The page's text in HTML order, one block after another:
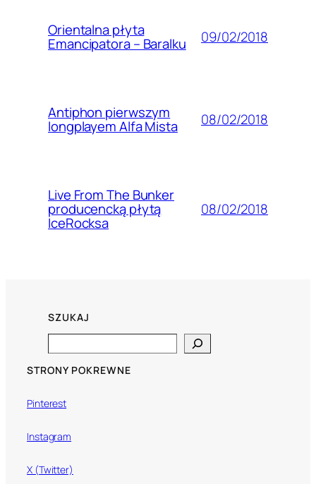
Orientalna płyta
Emancipatora – Baralku 09/02/2018
Antiphon pierwszym
longplayem Alfa Mista 08/02/2018
Live From The Bunker
producencką płytą
IceRocksa
08/02/2018
SZUKAJ
STRONY POKREWNE
Pinterest
Instagram
X (Twitter)